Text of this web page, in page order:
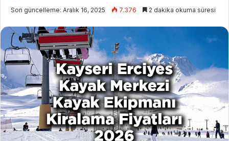
i
e
-
p
o
s
t
a
g
ö
Son güncelleme: Aralık 16, 2025 7.376 2 dakika okuma süresi